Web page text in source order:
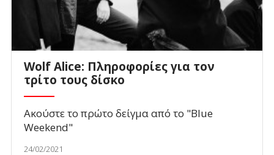
Wolf Alice: Πληροφορίες για τον
τρίτο τους δίσκο
Ακούστε το πρώτο δείγμα από το "Blue
Weekend"
24/02/2021